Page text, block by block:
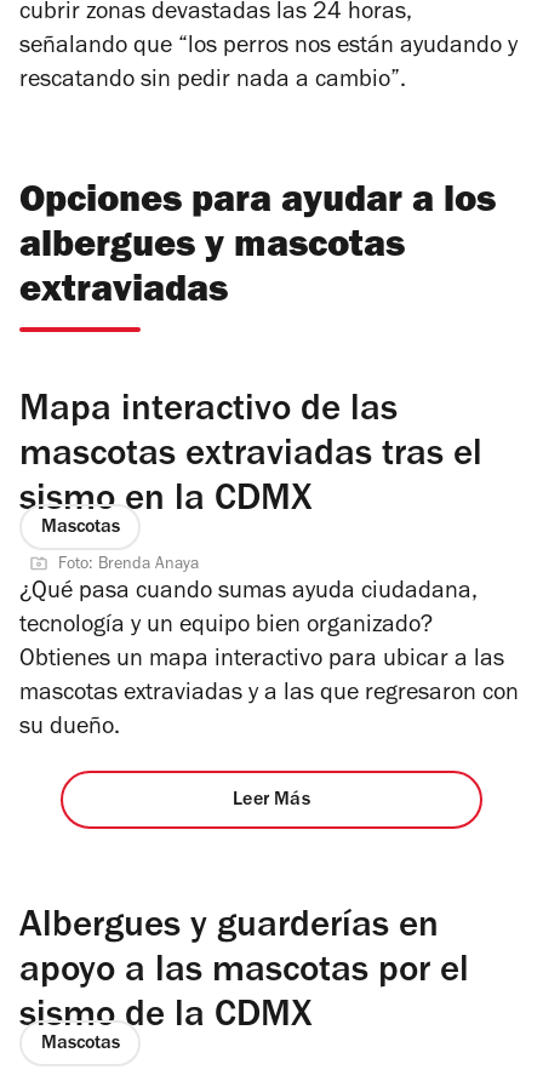
cubrir zonas devastadas las 24 horas,
señalando que “los perros nos están ayudando y
rescatando sin pedir nada a cambio”.
Opciones para ayudar a los
albergues y mascotas
extraviadas
Mapa interactivo de las
mascotas extraviadas tras el
sismo en la CDMX
Mascotas
Foto: Brenda Anaya
¿Qué pasa cuando sumas ayuda ciudadana,
tecnología y un equipo bien organizado?
Obtienes un mapa interactivo para ubicar a las
mascotas extraviadas y a las que regresaron con
su dueño.
Leer Más
Albergues y guarderías en
apoyo a las mascotas por el
sismo de la CDMX
Mascotas